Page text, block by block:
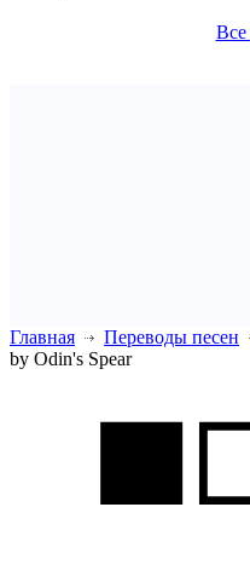
Все
Главная Переводы песен
by Odin's Spear